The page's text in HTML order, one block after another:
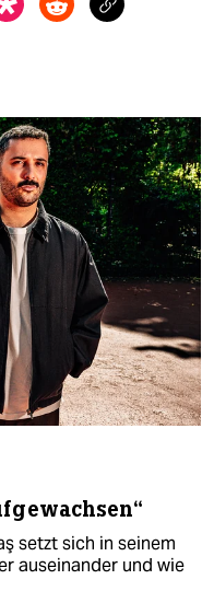
setzt sich in seinem
auseinander und wie